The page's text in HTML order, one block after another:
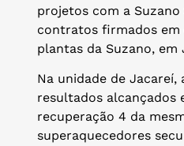
projetos com a
contratos firmados em
plantas da Suzano, em
Na unidade de
resultados alcançados
recuperação 4 da
superaquecedores